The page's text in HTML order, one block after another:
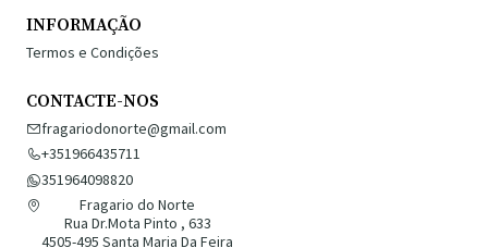
INFORMAÇÃO
Termos e Condições
CONTACTE-NOS
fragariodonorte@gmail.com
+351966435711
351964098820
Fragario do Norte
Rua Dr.Mota Pinto , 633
4505-495 Santa Maria Da Feira